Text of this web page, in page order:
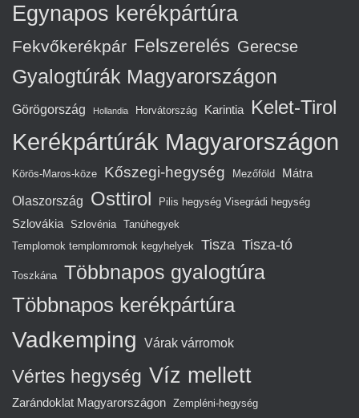
Egynapos kerékpártúra
Fekvőkerékpár Felszerelés Gerecse
Gyalogtúrák Magyarországon
Görögország Hollandia Horvátország Karintia Kelet-Tirol
Kerékpártúrák Magyarországon
Körös-Maros-köze Kőszegi-hegység Mezőföld Mátra
Olaszország Osttirol Pilis hegység Visegrádi hegység
Szlovákia Szlovénia Tanúhegyek
Templomok templomromok kegyhelyek Tisza Tisza-tó
Toszkána Többnapos gyalogtúra
Többnapos kerékpártúra
Vadkemping Várak várromok
Vértes hegység Víz mellett
Zarándoklat Magyarországon Zempléni-hegység